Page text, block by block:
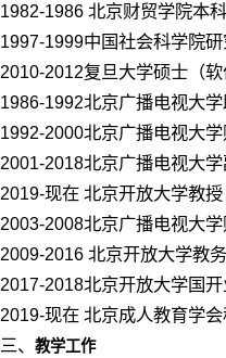
1982-1986 北京财贸学院本
1997-1999中国社会科学院
2010-2012复旦大学硕士（
1986-1992北京广播电视大
1992-2000北京广播电视大
2001-2018北京广播电视大
2019-现在 北京开放大学教授
2003-2008北京广播电视大
2009-2016 北京开放大学教
2017-2018北京开放大学国
2019-现在 北京成人教育学
三、 教学工作